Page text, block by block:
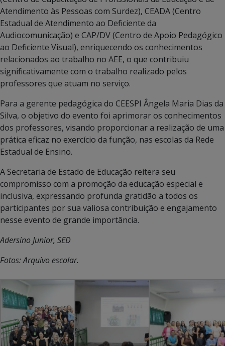
Atendimento às Pessoas com Surdez), CEADA (Centro
Estadual de Atendimento ao Deficiente da
Audiocomunicação) e CAP/DV (Centro de Apoio Pedagógico
ao Deficiente Visual), enriquecendo os conhecimentos
relacionados ao trabalho no AEE, o que contribuiu
significativamente com o trabalho realizado pelos
professores que atuam no serviço.
Para a gerente pedagógica do CEESPI Ângela Maria Dias da
Silva, o objetivo do evento foi aprimorar os conhecimentos
dos professores, visando proporcionar a realização de uma
prática eficaz no exercício da função, nas escolas da Rede
Estadual de Ensino.
A Secretaria de Estado de Educação reitera seu
compromisso com a promoção da educação especial e
inclusiva, expressando profunda gratidão a todos os
participantes por sua valiosa contribuição e engajamento
nesse evento de grande importância.
Adersino Junior, SED
Fotos: Arquivo escolar.